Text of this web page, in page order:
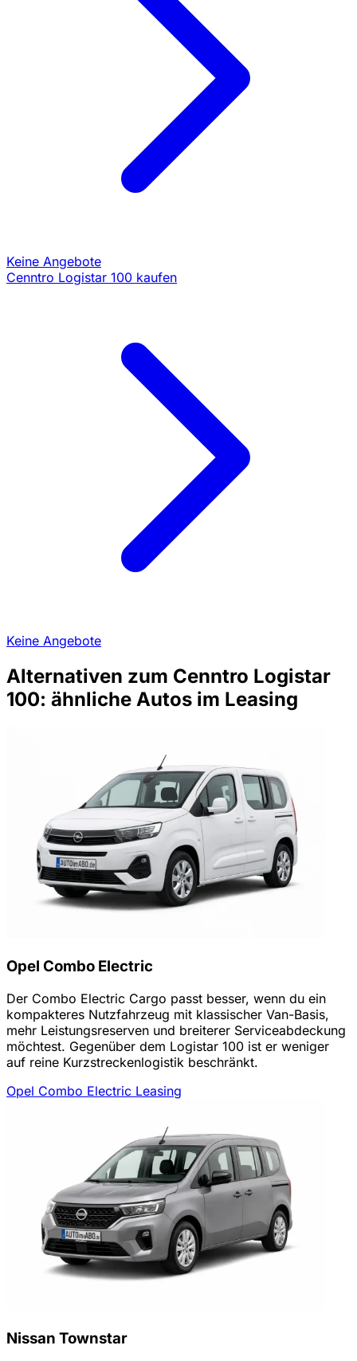
Keine Angebote
Cenntro Logistar 100 kaufen
Keine Angebote
Alternativen zum Cenntro Logistar
100: ähnliche Autos im Leasing
Opel Combo Electric
Der Combo Electric Cargo passt besser, wenn du ein
kompakteres Nutzfahrzeug mit klassischer Van-Basis,
mehr Leistungsreserven und breiterer Serviceabdeckung
möchtest. Gegenüber dem Logistar 100 ist er weniger
auf reine Kurzstreckenlogistik beschränkt.
Opel Combo Electric Leasing
Nissan Townstar